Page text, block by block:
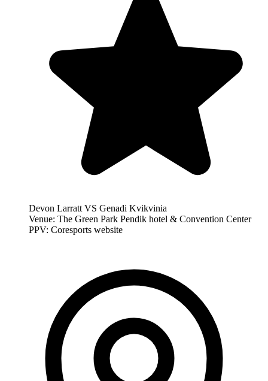
Devon Larratt VS Genadi Kvikvinia
Venue: The Green Park Pendik hotel & Convention Center
PPV: Coresports website